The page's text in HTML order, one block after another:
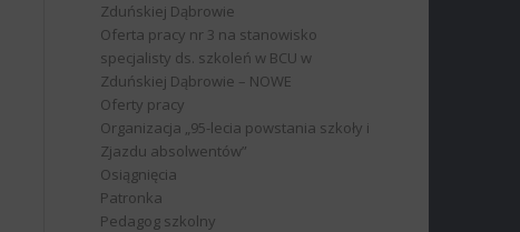
Zduńskiej Dąbrowie
Oferta pracy nr 3 na stanowisko
specjalisty ds. szkoleń w BCU w
Zduńskiej Dąbrowie – NOWE
Oferty pracy
Organizacja „95-lecia powstania szkoły i
Zjazdu absolwentów”
Osiągnięcia
Patronka
Pedagog szkolny